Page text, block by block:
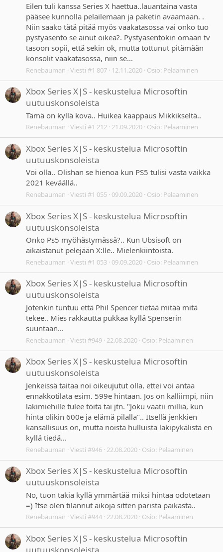
Eilen tuli kanssa Series X haettua..lauantaina vasta
pääsee kunnolla pelailemaan ja paketin avaamaan. .
Niin saako tätä pitää myös vaakatasossa vai onko tuo
pystyasento se ainut oikea?. Pystyasentokin omaan tv
tasoon sopii, että sekin ok, mutta tottunut pitämään
konsolit vaakatasossa, niin se...
Renebauman Viesti #1 807 12.11.2020 Osio: Pelaaminen
Xbox Series X|S - keskustelua Microsoftin
uutuuskonsoleista
Tämä on kyllä kova.. Huikea kaappaus Mikkikseltä..
Renebauman Viesti #1 212 21.09.2020 Osio: Pelaaminen
Xbox Series X|S - keskustelua Microsoftin
uutuuskonsoleista
Voi olla.. Olishan se hienoa kun PS5 tulisi vasta vaikka
2021 keväällä..
Renebauman Viesti #1 055 09.09.2020 Osio: Pelaaminen
Xbox Series X|S - keskustelua Microsoftin
uutuuskonsoleista
Onko Ps5 myöhästymässä?.. Kun Ubsisoft on
aikaistanut pelejään X:lle.. Mielenkiintoista.
Renebauman Viesti #1 053 09.09.2020 Osio: Pelaaminen
Xbox Series X|S - keskustelua Microsoftin
uutuuskonsoleista
Jotenkin tuntuu että Phil Spencer tietää mitää mitä
tekee.. Mies rakkautta pukkaa kyllä Spenserin
suuntaan...
Renebauman Viesti #949 22.08.2020 Osio: Pelaaminen
Xbox Series X|S - keskustelua Microsoftin
uutuuskonsoleista
Jenkeissä taitaa noi oikeujutut olla, ettei voi antaa
ennakkotilata esim. 599e hintaan. Jos on kalliimpi, niin
lakimiehille tulee töitä tai jtn. "Joku vaatii milliä, kun
hinta olikin 600e ja elämä pilalla".. Itsellä jenkkien
kansallisuus on, mutta noista hulluista lakipykälistä en
kyllä tiedä...
Renebauman Viesti #946 22.08.2020 Osio: Pelaaminen
Xbox Series X|S - keskustelua Microsoftin
uutuuskonsoleista
No, tuon takia kyllä ymmärtää miksi hintaa odotetaan
=) Itse olen tilannut aikoja sitten parista paikasta..
Renebauman Viesti #944 22.08.2020 Osio: Pelaaminen
Xbox Series X|S - keskustelua Microsoftin
uutuuskonsoleista